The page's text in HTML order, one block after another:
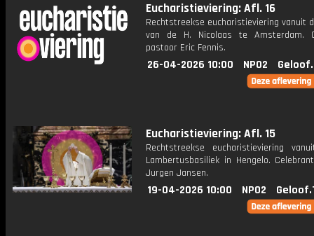
Eucharistieviering: Afl. 16
Rechtstreekse eucharistieviering vanuit
van de H. Nicolaas te Amsterdam.
pastoor Eric Fennis.
26-04-2026 10:00 NPO2
Eucharistieviering: Afl. 15
Rechtstreekse eucharistieviering
Lambertusbasiliek in Hengelo.
Jurgen Jansen.
19-04-2026 10:00 NPO2